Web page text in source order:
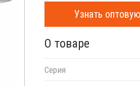
Узнать
О товаре
Серия